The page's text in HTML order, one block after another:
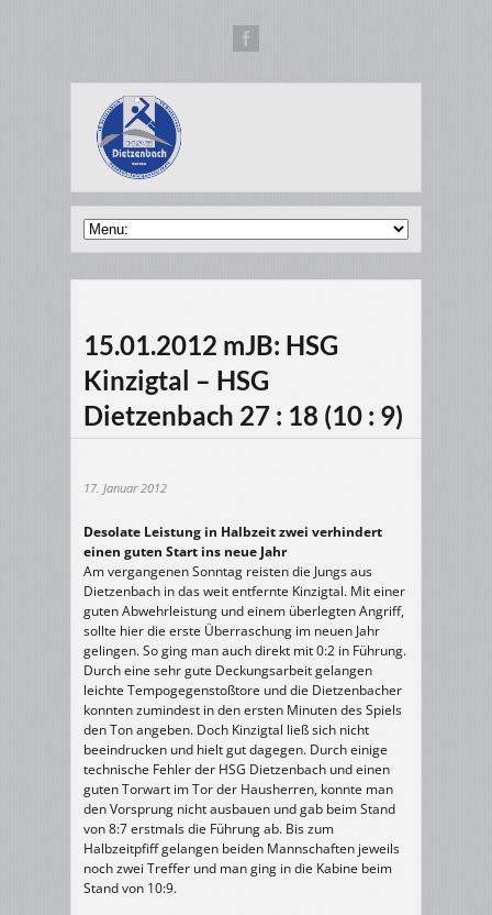
15.01.2012 mJB: HSG
Kinzigtal – HSG
Dietzenbach 27 : 18 (10 : 9)
17. Januar 2012
Desolate Leistung in Halbzeit zwei verhindert
einen guten Start ins neue Jahr
Am vergangenen Sonntag reisten die Jungs aus
Dietzenbach in das weit entfernte Kinzigtal. Mit einer
guten Abwehrleistung und einem überlegten Angriff,
sollte hier die erste Überraschung im neuen Jahr
gelingen. So ging man auch direkt mit 0:2 in Führung.
Durch eine sehr gute Deckungsarbeit gelangen
leichte Tempogegenstoßtore und die Dietzenbacher
konnten zumindest in den ersten Minuten des Spiels
den Ton angeben. Doch Kinzigtal ließ sich nicht
beeindrucken und hielt gut dagegen. Durch einige
technische Fehler der HSG Dietzenbach und einen
guten Torwart im Tor der Hausherren, konnte man
den Vorsprung nicht ausbauen und gab beim Stand
von 8:7 erstmals die Führung ab. Bis zum
Halbzeitpfiff gelangen beiden Mannschaften jeweils
noch zwei Treffer und man ging in die Kabine beim
Stand von 10:9.